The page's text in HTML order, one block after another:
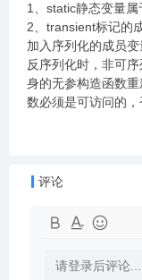
1、static静态变量
2、transient标记的
加入序列化的成员
反序列化时，非可
身的无参构造函数
数必须是可访问的，
评论